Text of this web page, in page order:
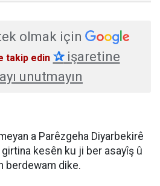
olmak için
takip edin ✰işaretine
unutmayın
a Parêzgeha Diyarbekirê
kesên ku ji ber asayîş û
berdewam dike.